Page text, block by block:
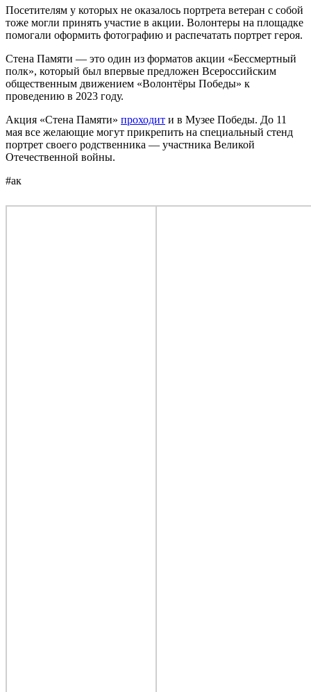
Посетителям у которых не оказалось портрета ветеран с собой
тоже могли принять участие в акции. Волонтеры на площадке
помогали оформить фотографию и распечатать портрет героя.
Стена Памяти — это один из форматов акции «Бессмертный
полк», который был впервые предложен Всероссийским
общественным движением «Волонтёры Победы» к
проведению в 2023 году.
Акция «Стена Памяти» проходит и в Музее Победы. До 11
мая все желающие могут прикрепить на специальный стенд
портрет своего родственника — участника Великой
Отечественной войны.
#ак